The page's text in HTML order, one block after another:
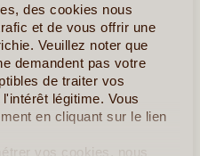
des cookies nous
et de vous offrir une
Veuillez noter que
demandent pas votre
de traiter vos
légitime. Vous
en cliquant sur le lien
vos cookies, nous